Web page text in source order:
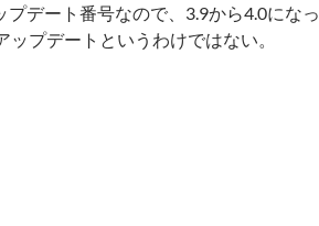
デート番号なので、3.9から4.0になっ
プデートというわけではない。